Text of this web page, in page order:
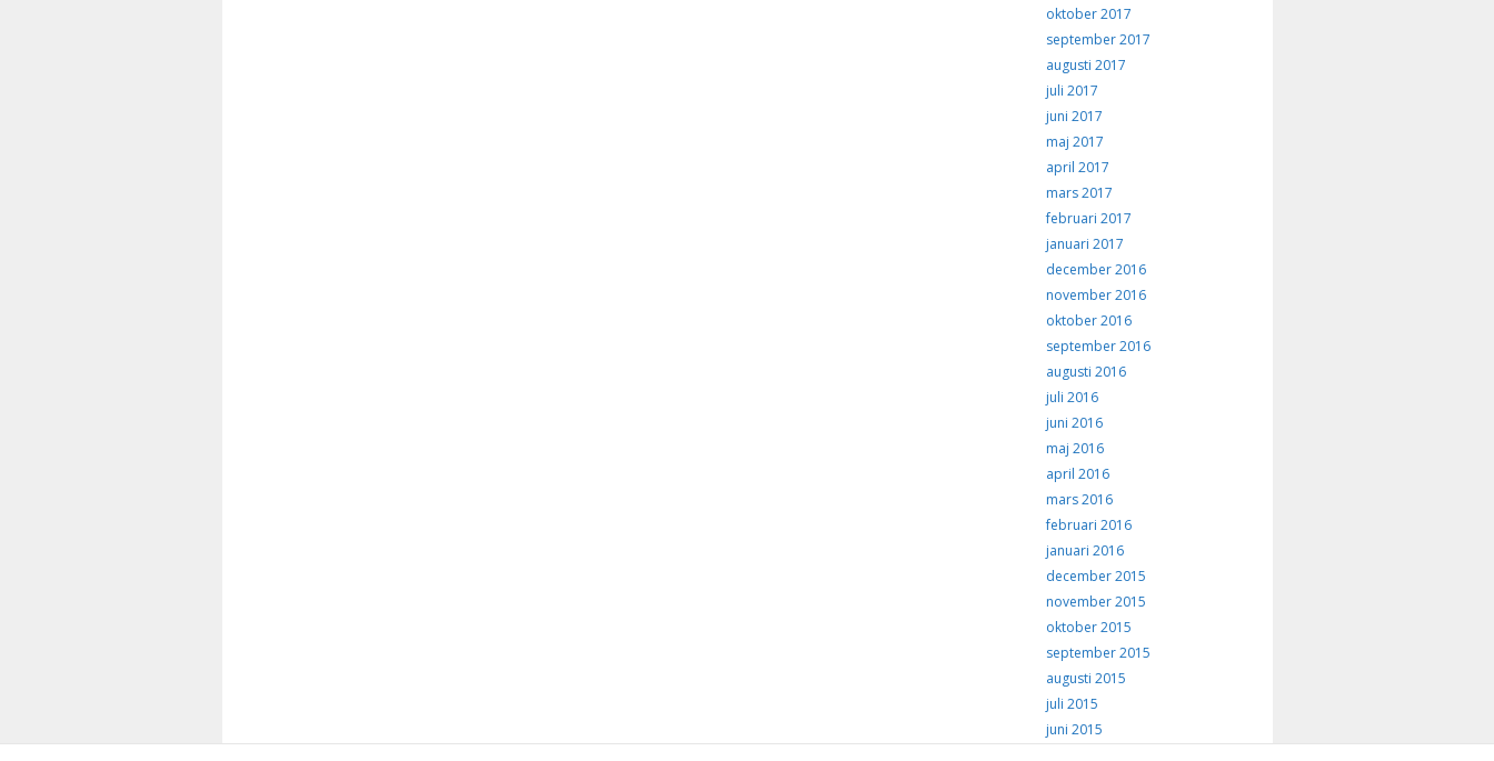
oktober 2017
september 2017
augusti 2017
juli 2017
juni 2017
maj 2017
april 2017
mars 2017
februari 2017
januari 2017
december 2016
november 2016
oktober 2016
september 2016
augusti 2016
juli 2016
juni 2016
maj 2016
april 2016
mars 2016
februari 2016
januari 2016
december 2015
november 2015
oktober 2015
september 2015
augusti 2015
juli 2015
juni 2015